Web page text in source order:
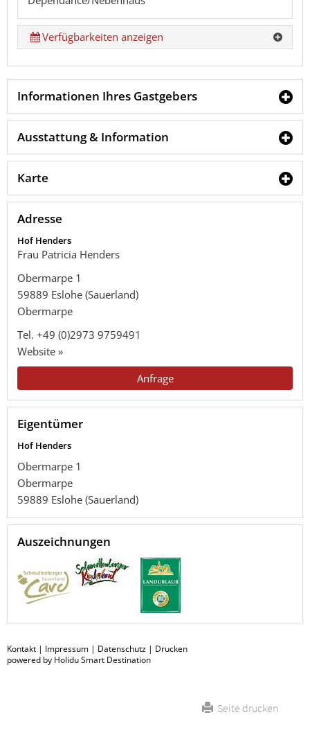
Verfügbarkeiten anzeigen
Informationen Ihres Gastgebers
Ausstattung & Information
Karte
Adresse
Hof Henders
Frau Patricia Henders
Obermarpe 1
59889 Eslohe (Sauerland)
Obermarpe
Tel. +49 (0)2973 9759491
Website »
Anfrage
Eigentümer
Hof Henders
Obermarpe 1
Obermarpe
59889 Eslohe (Sauerland)
Auszeichnungen
Kontakt | Impressum | Datenschutz | Drucken
powered by Holidu Smart Destination
Seite drucken